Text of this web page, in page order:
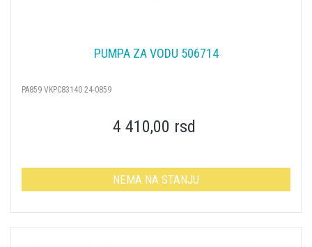
PUMPA ZA VODU 506714
PA859 VKPC83140 24-0859
4 410,00 rsd
NEMA NA STANJU